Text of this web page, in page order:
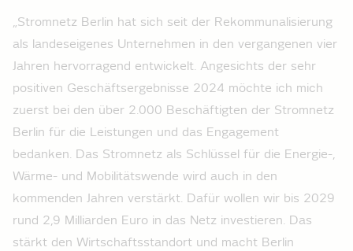
„Stromnetz Berlin hat sich seit der Rekommunalisierung
als landeseigenes Unternehmen in den vergangenen vier
Jahren hervorragend entwickelt. Angesichts der sehr
positiven Geschäftsergebnisse 2024 möchte ich mich
zuerst bei den über 2.000 Beschäftigten der Stromnetz
Berlin für die Leistungen und das Engagement
bedanken. Das Stromnetz als Schlüssel für die Energie-,
Wärme- und Mobilitätswende wird auch in den
kommenden Jahren verstärkt. Dafür wollen wir bis 2029
rund 2,9 Milliarden Euro in das Netz investieren. Das
stärkt den Wirtschaftsstandort und macht Berlin